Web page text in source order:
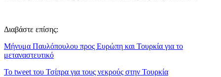
Διαβάστε επίσης:
Μήνυμα Παυλόπουλου προς Ευρώπη και Τουρκία για το
μεταναστευτικό
Το tweet του Τσίπρα για τους νεκρούς στην Τουρκία